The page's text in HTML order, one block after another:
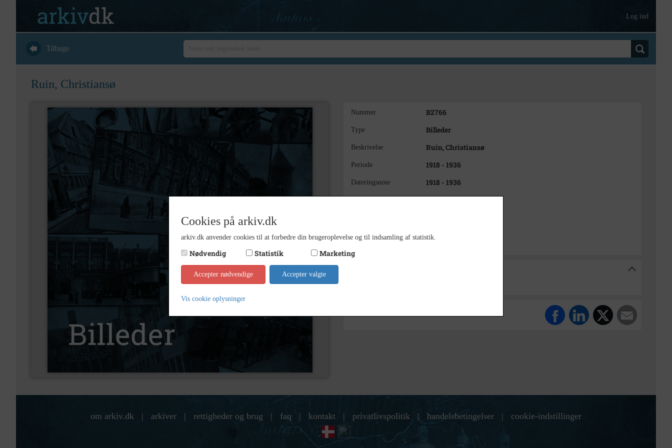
Log ind
Tilbage
Ruin, Christiansø
Nummer B2766
Type Billeder
Beskrivelse Ruin, Christiansø
Periode 1918 - 1936
Dateringsnote 1918 - 1936
Carl E. Aagaard
Kontakt arkivet
om arkiv.dk | arkiver | rettigheder og brug | faq | kontakt | privatlivspolitik | handelsbetingelser | cookie-indstillinger
Cookies på arkiv.dk
arkiv.dk anvender cookies til at forbedre din brugeroplevelse og til indsamling af statistik.
Nødvendig Statistik Marketing
Accepter nødvendige Accepter valgte
Vis cookie oplysninger